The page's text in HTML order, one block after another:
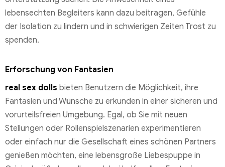
lebensechten Begleiters kann dazu beitragen, Gefühle
der Isolation zu lindern und in schwierigen Zeiten Trost zu
spenden.
Erforschung von Fantasien
real sex dolls bieten Benutzern die Möglichkeit, ihre
Fantasien und Wünsche zu erkunden in einer sicheren und
vorurteilsfreien Umgebung. Egal, ob Sie mit neuen
Stellungen oder Rollenspielszenarien experimentieren
oder einfach nur die Gesellschaft eines schönen Partners
genießen möchten, eine lebensgroße Liebespuppe in